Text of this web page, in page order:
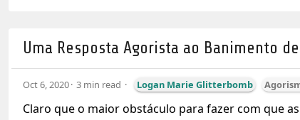
Uma Resposta Agorista ao Banimento
Oct 6, 2020 3 min read Logan Marie Glitterbomb
Claro que o maior obstáculo para fazer com que